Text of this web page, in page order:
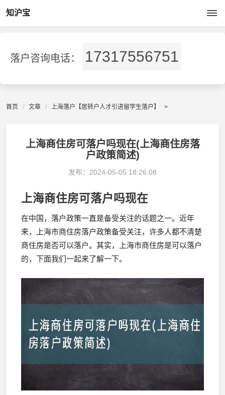
知沪宝
落户咨询电话： 17317556751
首页 文章 上海落户【居转户人才引进留学生落户】 >
上海商住房可落户吗现在(上海商住房落
户政策简述)
发布： 2024-05-05 18:26:08
上海商住房可落户吗现在
在中国，落户政策一直是备受关注的话题之一。近年
来，上海市商住房落户政策备受关注，许多人都不清楚
商住房是否可以落户。其实，上海市商住房是可以落户
的，下面我们一起来了解一下。